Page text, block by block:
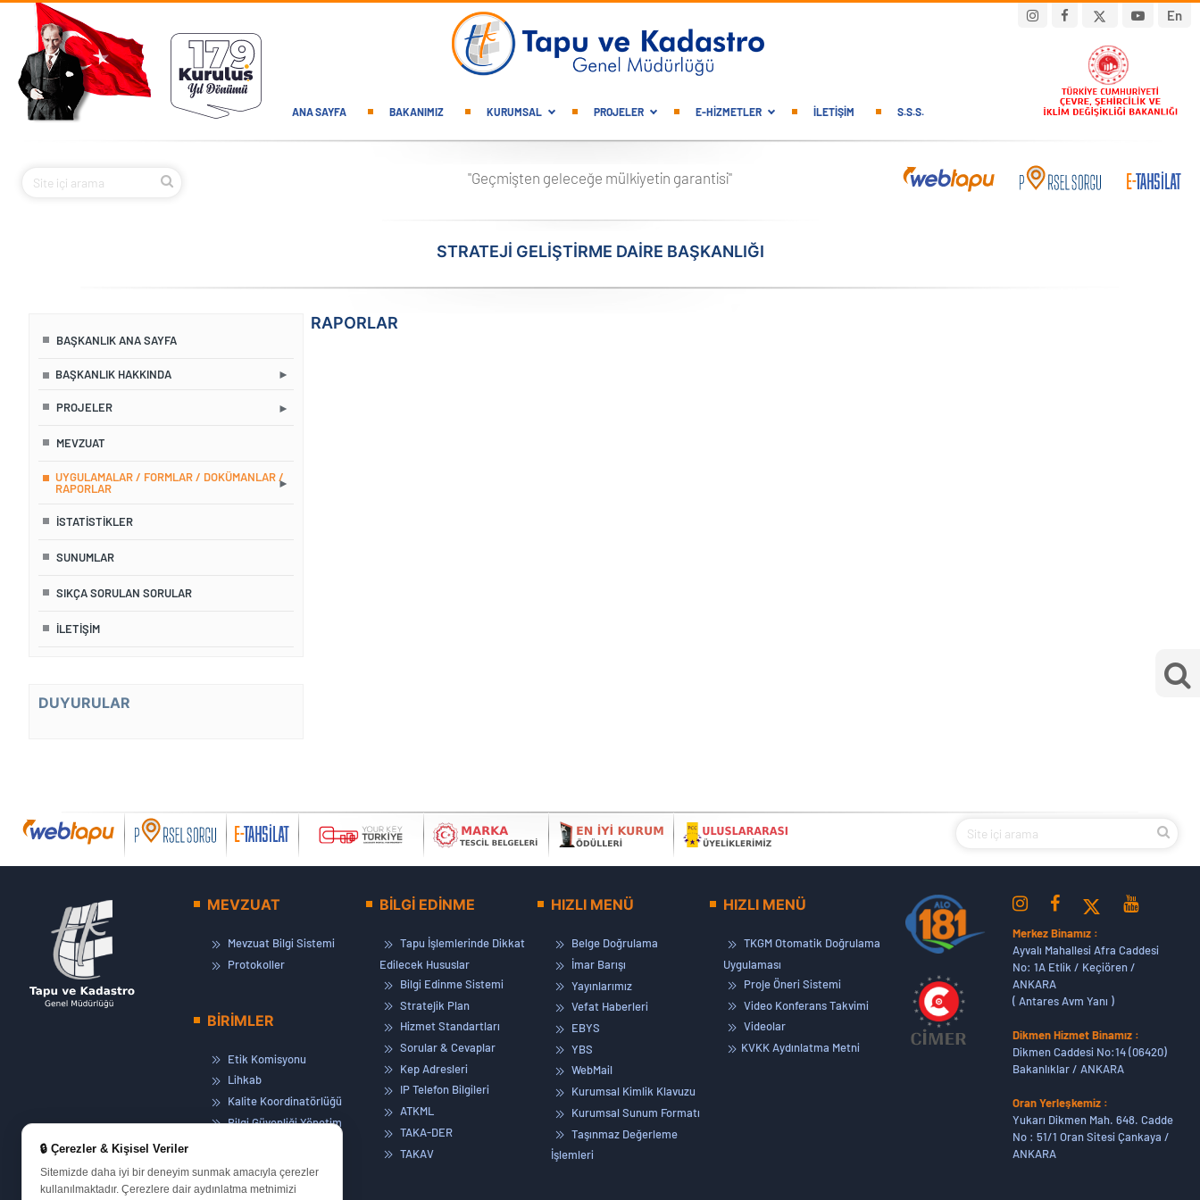
Ana içeriğe atla En
Main navigation
ANA SAYFA BAKANIMIZ KURUMSAL PROJELER E-HİZMETLER İLETIŞIM S.S.S.
"Geçmişten geleceğe mülkiyetin garantisi"
STRATEJİ GELİŞTİRME DAİRE BAŞKANLIĞI
BAŞKANLIK ANA SAYFA
BAŞKANLIK HAKKINDA
PROJELER
MEVZUAT
UYGULAMALAR / FORMLAR / DOKÜMANLAR /
RAPORLAR
İSTATISTIKLER
SUNUMLAR
SIKÇA SORULAN SORULAR
İLETIŞIM
DUYURULAR
RAPORLAR
🔒 Çerezler & Kişisel Veriler
Sitemizde daha iyi bir deneyim sunmak amacıyla çerezler
kullanılmaktadır. Çerezlere dair aydınlatma metnimizi
MEVZUAT
Mevzuat Bilgi Sistemi
Protokoller
BİRİMLER
Etik Komisyonu
Lihkab
Kalite Koordinatörlüğü
Bilgi Güvenliği Yönetim
Eğitim Müdürlüğü
BİLGİ EDİNME
Tapu İşlemlerinde Dikkat
Edilecek Hususlar
Bilgi Edinme Sistemi
Stratejik Plan
Hizmet Standartları
Sorular & Cevaplar
Kep Adresleri
IP Telefon Bilgileri
ATKML
TAKA-DER
TAKAV
HIZLI MENÜ
Belge Doğrulama
İmar Barışı
Yayınlarımız
Vefat Haberleri
EBYS
YBS
WebMail
Kurumsal Kimlik Klavuzu
Kurumsal Sunum Formatı
Taşınmaz Değerleme
İşlemleri
HIZLI MENÜ
TKGM Otomatik Doğrulama
Uygulaması
Proje Öneri Sistemi
Video Konferans Takvimi
Videolar
KVKK Aydınlatma Metni
Merkez Binamız :
Ayvalı Mahallesi Afra Caddesi
No: 1A Etlik / Keçiören /
ANKARA
( Antares Avm Yanı )
Dikmen Hizmet Binamız :
Dikmen Caddesi No:14 (06420)
Bakanlıklar / ANKARA
Oran Yerleşkemiz :
Yukarı Dikmen Mah. 648. Cadde
No : 51/1 Oran Sitesi Çankaya /
ANKARA